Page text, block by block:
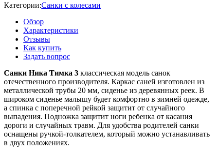
Категории:Санки с колесами
Обзор
Характеристики
Отзывы
Как купить
Задать вопрос
Санки Ника Тимка 3 классическая модель санок
отечественного производителя. Каркас саней изготовлен из
металлической трубы 20 мм, сиденье из деревянных реек. В
широком сиденье малышу будет комфортно в зимней одежде,
а спинка с поперечной рейкой защитит от случайного
выпадения. Подножка защитит ноги ребенка от касания
дороги и случайных травм. Для удобства родителей санки
оснащены ручкой-толкателем, который можно устанавливать
в двух положениях.